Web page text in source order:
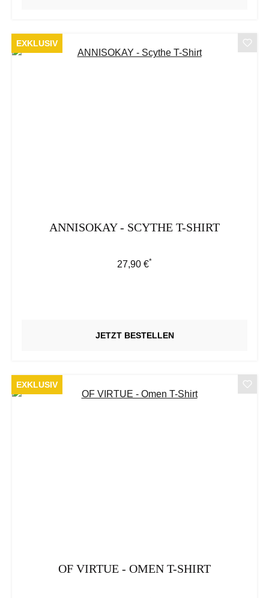
EXKLUSIV
ANNISOKAY - SCYTHE T-SHIRT
Regulärer Preis:
27,90 €*
JETZT BESTELLEN
EXKLUSIV
OF VIRTUE - OMEN T-SHIRT